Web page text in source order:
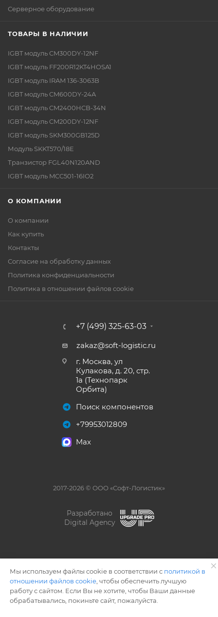
Серверное оборудование
ТОВАРЫ В НАЛИЧИИ
IGBT модуль CM300DY-12NF
IGBT модуль FF200R12KT4HOSA1
IGBT модуль IRAM 136-3063B
IGBT модуль CM600DY-24A
IGBT модуль CM2400HCB-34N
IGBT модуль CM200DY-12NF
IGBT модуль SKM300GB125D
Модуль SKKT570/18E
Транзистор FGL40N120AND
IGBT модуль MCC501-16IO2
О КОМПАНИИ
О компании
Как купить
Контакты
Согласие на обработку данных
Политика конфиденциальности
Политика в отношении файлов cookie
+7 (499) 325-63-03
zakaz@soft-logistic.ru
г. Москва, ул
Кулакова, д. 20, стр.
1а (Технопарк
Орбита)
Поиск компонентов
+79953012809
Max
2017-2026 © ООО «Софт-Логистик»
Разработано
Digital Agency
Мы используем файлы cookie в соответствии с политикой в
отношении файлов cookie , чтобы обеспечить лучшую
работу с сайтом. Если Вы не хотите, чтобы Ваши данные
обрабатывались, покиньте сайт, пожалуйста.